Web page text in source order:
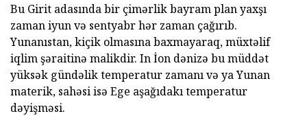
Bu Girit adasında bir çimərlik bayram plan yaxşı
zaman iyun və sentyabr hər zaman çağırıb.
Yunanıstan, kiçik olmasına baxmayaraq, müxtəlif
iqlim şəraitinə malikdir. In İon dənizə bu müddət
yüksək gündəlik temperatur zamanı və ya Yunan
materik, sahəsi isə Ege aşağıdakı temperatur
dəyişməsi.